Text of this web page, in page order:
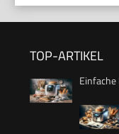
TOP-ARTIKEL